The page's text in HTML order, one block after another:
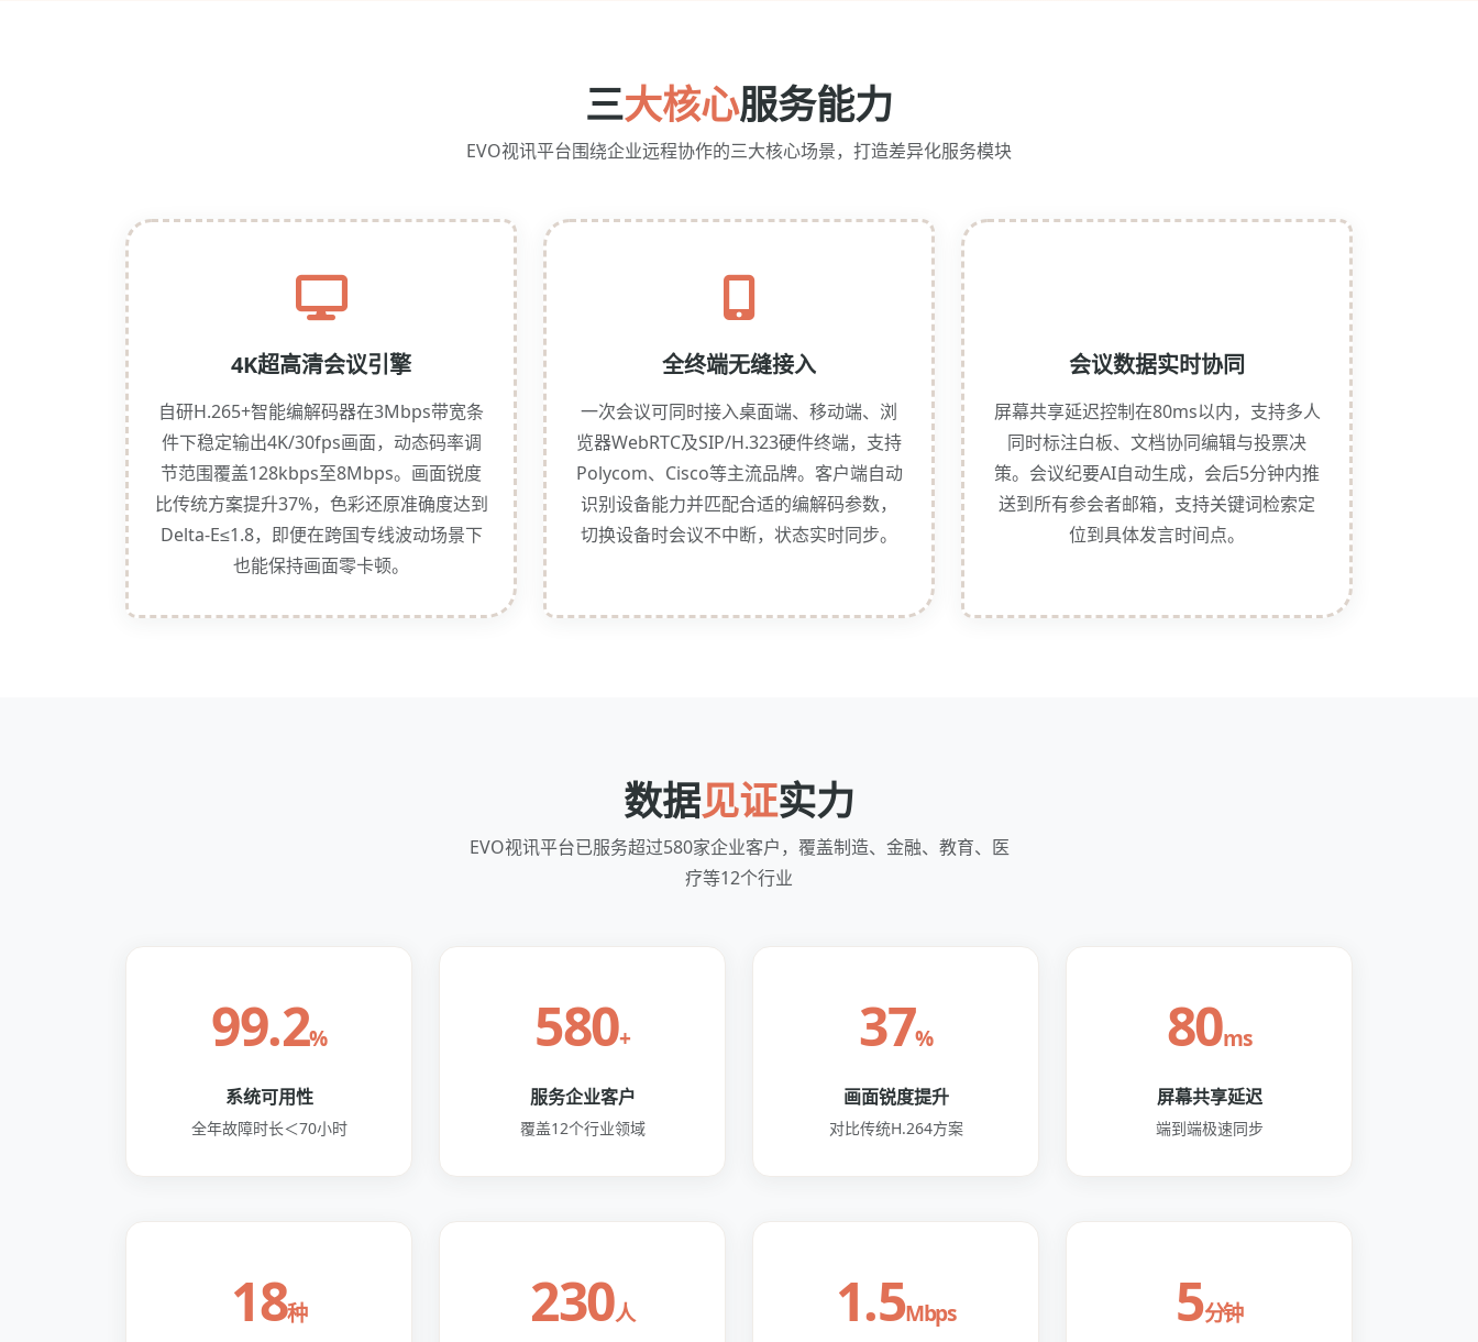
三大核心服务能力
EVO视讯平台围绕企业远程协作的三大核心场景，打造差异化服务模块
4K超高清会议引擎
自研H.265+智能编解码器在3Mbps带宽条
件下稳定输出4K/30fps画面，动态码率调
节范围覆盖128kbps至8Mbps。画面锐度
比传统方案提升37%，色彩还原准确度达到
Delta-E≤1.8，即便在跨国专线波动场景下
也能保持画面零卡顿。
全终端无缝接入
一次会议可同时接入桌面端、移动端、浏
览器WebRTC及SIP/H.323硬件终端，支持
Polycom、Cisco等主流品牌。客户端自动
识别设备能力并匹配合适的编解码参数，
切换设备时会议不中断，状态实时同步。
会议数据实时协同
屏幕共享延迟控制在80ms以内，支持多人
同时标注白板、文档协同编辑与投票决
策。会议纪要AI自动生成，会后5分钟内推
送到所有参会者邮箱，支持关键词检索定
位到具体发言时间点。
数据见证实力
EVO视讯平台已服务超过580家企业客户，覆盖制造、金融、教育、医
疗等12个行业
99.2%
系统可用性
全年故障时长＜70小时
580+
服务企业客户
覆盖12个行业领域
37%
画面锐度提升
对比传统H.264方案
80ms
屏幕共享延迟
端到端极速同步
18种 230人 1.5Mbps 5分钟